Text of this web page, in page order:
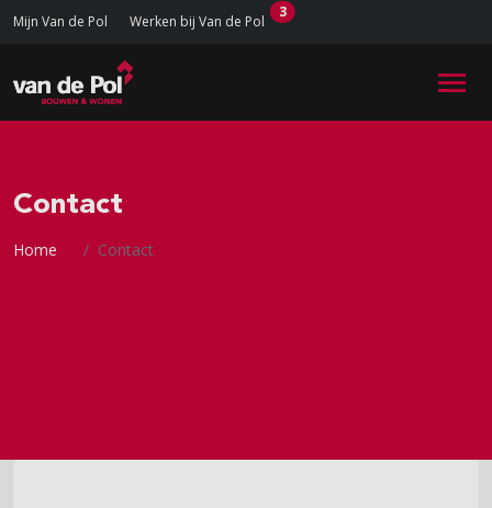
Mijn Van de Pol Werken bij Van de Pol
3
Contact
Home Contact